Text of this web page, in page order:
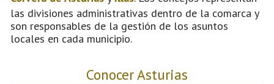
las divisiones administrativas dentro de la comarca y
son responsables de la gestión de los asuntos
locales en cada municipio.
Conocer Asturias